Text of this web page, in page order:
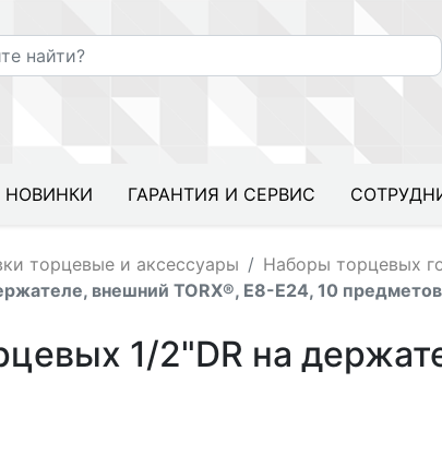
НОВИНКИ ГАРАНТИЯ И СЕРВИС
торцевые и аксессуары
Наборы торцевых
внешний TORX®, E8-E24, 10 предметов
1/2"DR на